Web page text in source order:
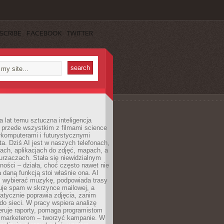
FACEBOOK TWITTER
lat temu sztuczna inteligencja
przede wszystkim z filmami science
i futurystycznymi
Dziś AI jest w naszych telefonach,
aplikacjach do zdjęć, mapach, a
Stała się niewidzialnym
– działa, choć często nawet nie
funkcją stoi właśnie ona. AI
wybierać muzykę, podpowiada trasy
spam w skrzynce mailowej, a
poprawia zdjęcia, zanim
sieci. W pracy wspiera analizę
raporty, pomaga programistom
– tworzyć kampanie. W